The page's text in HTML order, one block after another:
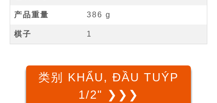
产品重量 386 g
棋子 1
类别 KHẨU, ĐẦU TUÝP
1/2" ❯❯❯